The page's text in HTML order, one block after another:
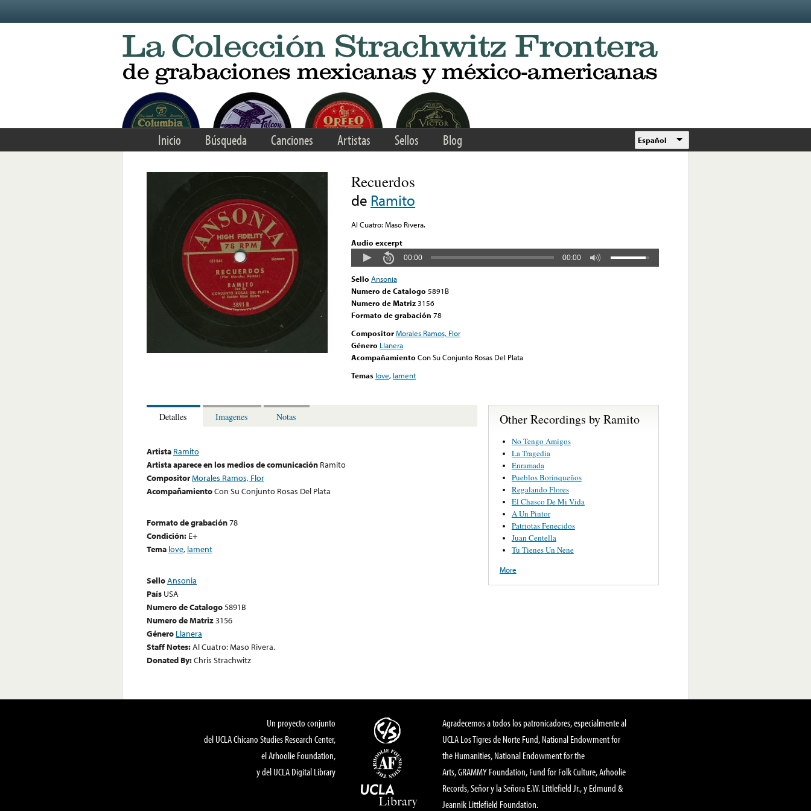
Inicio Búsqueda Canciones Artistas Sellos Blog Español
Recuerdos
de Ramito
Al Cuatro: Maso Rivera.
Audio excerpt
00:00 00:00
Sello Ansonia
Numero de Catalogo 5891B
Numero de Matriz3156
Formato de grabación 78
CompositorMorales Ramos, Flor
Género Llanera
Acompañamiento Con Su Conjunto Rosas Del Plata
Temas love, lament
Detalles Imagenes Notas
Artista Ramito
Artista aparece en los medios de comunicación Ramito
CompositorMorales Ramos, Flor
AcompañamientoCon Su Conjunto Rosas Del Plata
Formato de grabación78
Condición: E+
Tema love, lament
SelloAnsonia
País USA
Numero de Catalogo5891B
Numero de Matriz3156
Género Llanera
Staff Notes:Al Cuatro: Maso Rivera.
Donated By:Chris Strachwitz
Other Recordings by Ramito
No Tengo Amigos
La Tragedia
Enramada
Pueblos Borinqueños
Regalando Flores
El Chasco De Mi Vida
A Un Pintor
Patriotas Fenecidos
Juan Centella
Tu Tienes Un Nene
More
Un proyecto conjunto
del UCLA Chicano Studies Research Center,
el Arhoolie Foundation,
y del UCLA Digital Library
Agradecemos a todos los patronicadores, especialmente al
UCLA Los Tigres de Norte Fund, National Endowment for
the Humanities, National Endowment for the
Arts, GRAMMY Foundation, Fund for Folk Culture, Arhoolie
Records, Señor y la Señora E.W. Littlefield Jr., y Edmund &
Jeannik Littlefield Foundation.